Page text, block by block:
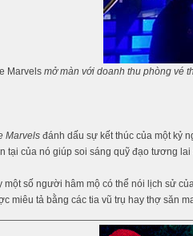
Marvels mở màn với doanh thu phòng vé
Marvels đánh dấu sự kết thúc của một kỷ
tại của nó giúp soi sáng quỹ đạo tương
một số người hâm mộ có thể nói lịch sử
miêu tả bằng các tia vũ trụ hay thợ săn